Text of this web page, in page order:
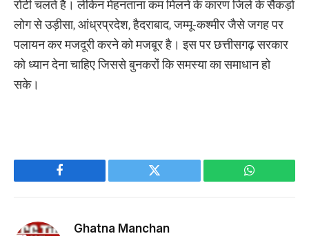
रोटी चलते है। लेकिन मेहनताना कम मिलने के कारण जिले के सैकड़ों
लोग से उड़ीसा, आंध्रप्रदेश, हैदराबाद, जम्मू-कश्मीर जैसे जगह पर
पलायन कर मजदूरी करने को मजबूर है। इस पर छत्तीसगढ़ सरकार
को ध्यान देना चाहिए जिससे बुनकरों कि समस्या का समाधान हो
सके।
Facebook Twitter WhatsApp
Ghatna Manchan